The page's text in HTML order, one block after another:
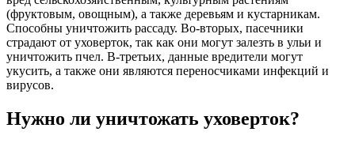
(фруктовым, овощным), а также деревьям и кустарникам.
Способны уничтожить рассаду. Во-вторых, пасечники
страдают от уховерток, так как они могут залезть в ульи и
уничтожить пчел. В-третьих, данные вредители могут
укусить, а также они являются переносчиками инфекций и
вирусов.
Нужно ли уничтожать уховерток?